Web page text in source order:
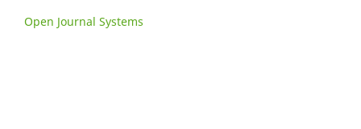
Open Journal Systems